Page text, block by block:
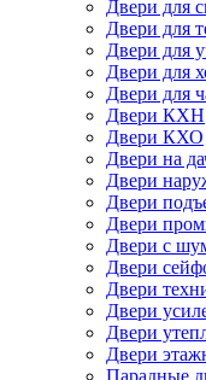
Двери для
Двери для
Двери для
Двери для
Двери для
Двери КХН
Двери КХО
Двери на
Двери
Двери
Двери
Двери с
Двери
Двери
Двери
Двери
Двери
Парадные